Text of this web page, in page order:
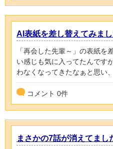
AI表紙を差し替えてみまし
「再会した先輩～」の表紙を
い感じも気に入ってたんです
わなくなってきたなぁと思い
コメント 0件
まさかの7話が消えてまし